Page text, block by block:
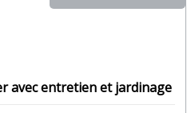
avec entretien et jardinage